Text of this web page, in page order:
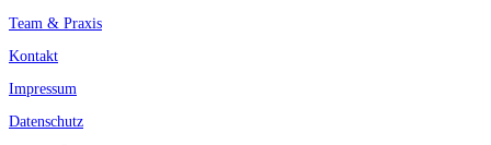
Team & Praxis
Kontakt
Impressum
Datenschutz